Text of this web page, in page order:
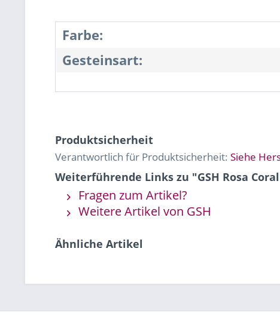
Farbe:
Gesteinsart:
Produktsicherheit
Verantwortlich für Produktsicherheit: Siehe
Weiterführende Links zu "GSH Rosa
Fragen zum Artikel?
Weitere Artikel von GSH
Ähnliche Artikel